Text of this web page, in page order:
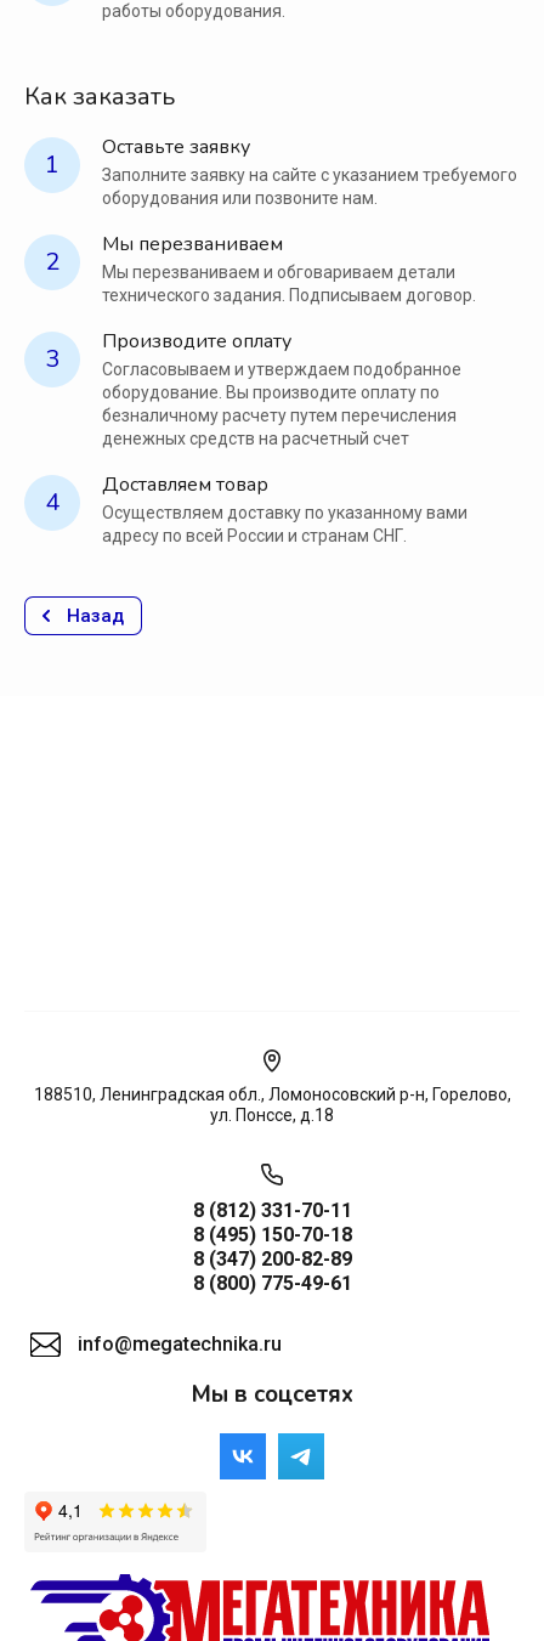
работы оборудования.
Как заказать
1
Оставьте заявку
Заполните заявку на сайте с указанием требуемого
оборудования или позвоните нам.
2
Мы перезваниваем
Мы перезваниваем и обговариваем детали
технического задания. Подписываем договор.
3
Производите оплату
Согласовываем и утверждаем подобранное
оборудование. Вы производите оплату по
безналичному расчету путем перечисления
денежных средств на расчетный счет
4
Доставляем товар
Осуществляем доставку по указанному вами
адресу по всей России и странам СНГ.
Назад
188510, Ленинградская обл., Ломоносовский р-н, Горелово,
ул. Понссе, д.18
8 (812) 331-70-11
8 (495) 150-70-18
8 (347) 200-82-89
8 (800) 775-49-61
info@megatechnika.ru
Мы в соцсетях